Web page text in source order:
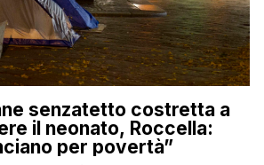
senzatetto costretta a
il neonato, Roccella:
per povertà”